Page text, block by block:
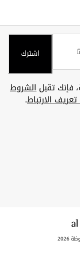
اشترك
فإنك تقبلالشروط
الارتباط.